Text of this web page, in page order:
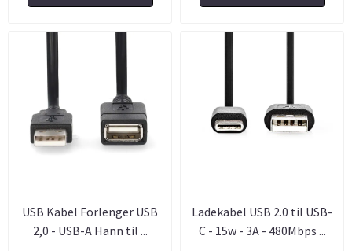
USB Kabel Forlenger USB
2,0 - USB-A Hann til ...
Ladekabel USB 2.0 til USB-
C - 15w - 3A - 480Mbps ...